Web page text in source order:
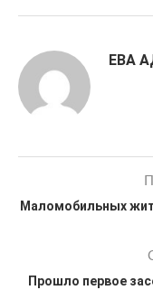
ЕВА
Маломобильных
Прошло первое